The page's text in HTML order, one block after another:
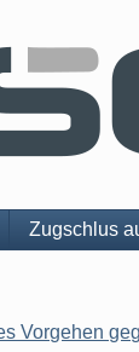
Zugschlus
Vorgehen